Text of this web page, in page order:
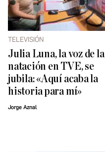
TELEVISIÓN
Julia Luna, la voz de la
natación en TVE, se
jubila: «Aquí acaba la
historia para mí»
Jorge Aznal